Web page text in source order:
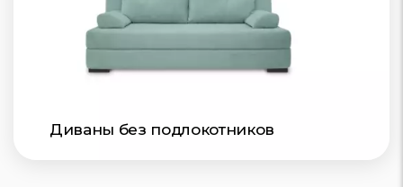
Диваны без подлокотников